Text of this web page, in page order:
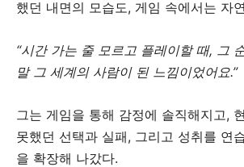
했던 내면의 모습도, 게임 속에서는 자
“시간 가는 줄 모르고 플레이할 때, 그
말 그 세계의 사람이 된 느낌이었어요.”
그는 게임을 통해 감정에 솔직해지고,
못했던 선택과 실패, 그리고 성취를 연
을 확장해 나갔다.